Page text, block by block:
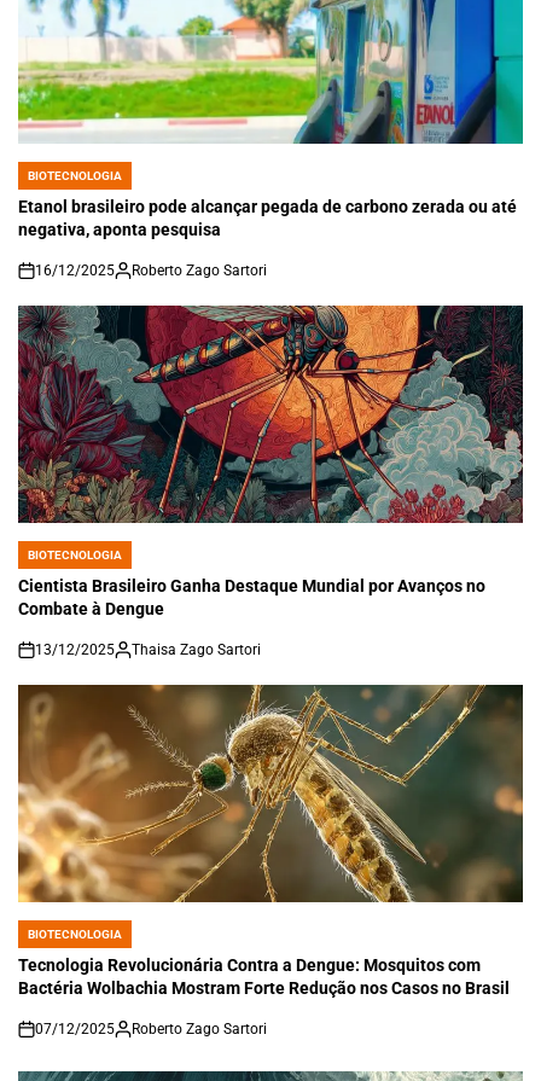
POSTED
IN
BIOTECNOLOGIA
Etanol brasileiro pode alcançar pegada de carbono zerada ou até
negativa, aponta pesquisa
on
16/12/2025 Roberto Zago Sartori
POSTED
IN
BIOTECNOLOGIA
Cientista Brasileiro Ganha Destaque Mundial por Avanços no
Combate à Dengue
on
13/12/2025 Thaisa Zago Sartori
POSTED
IN
BIOTECNOLOGIA
Tecnologia Revolucionária Contra a Dengue: Mosquitos com
Bactéria Wolbachia Mostram Forte Redução nos Casos no Brasil
on
07/12/2025 Roberto Zago Sartori